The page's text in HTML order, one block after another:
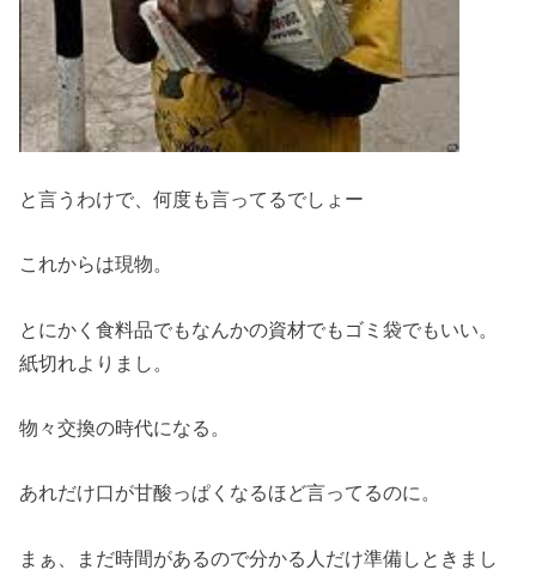
と言うわけで、何度も言ってるでしょー
これからは現物。
とにかく食料品でもなんかの資材でもゴミ袋でもいい。
紙切れよりまし。
物々交換の時代になる。
あれだけ口が甘酸っぱくなるほど言ってるのに。
まぁ、まだ時間があるので分かる人だけ準備しときまし